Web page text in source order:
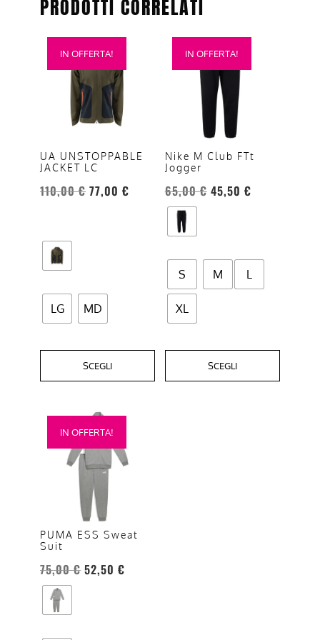
PRODOTTI CORRELATI
IN OFFERTA!
UA UNSTOPPABLE
JACKET LC
110,00€ 77,00 €
LG MD
SCEGLI
Questo
prodotto
varianti.
opzioni
possono
essere
pagina
del
IN OFFERTA!
Nike M Club FTt
Jogger
65,00€ 45,50 €
S M L
XL
SCEGLI
Questo
prodotto
varianti.
opzioni
possono
essere
scelte
nella
del
prodotto
IN OFFERTA!
PUMA ESS Sweat
Suit
75,00€ 52,50 €
Questo
prodotto
varianti.
opzioni
possono
essere
scelte
nella